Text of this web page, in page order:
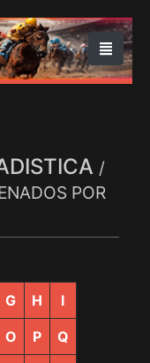
/
POR
G H I
O P Q